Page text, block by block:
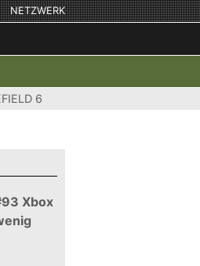
NETZWERK
6
Xbox